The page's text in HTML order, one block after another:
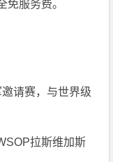
免服务费。
请赛，与世界级
拉斯维加斯